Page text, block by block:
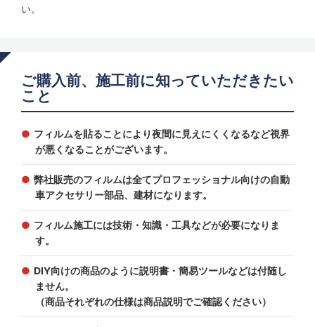
い。
ご購入前、施工前に知っていただきたい
こと
フィルムを貼ることにより夜間に見えにくくなるなど視界
が悪くなることがございます。
弊社販売のフィルムは全てプロフェッショナル向けの自動
車アクセサリー部品、建材になります。
フィルム施工には技術・知識・工具などが必要になりま
す。
DIY向けの商品のように説明書・簡易ツールなどは付随し
ません。
（商品それぞれの仕様は商品説明でご確認ください）